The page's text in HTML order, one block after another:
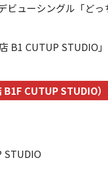
ビューシングル「ど
B1 CUTUP STUDIO
CUTUP STUDIO）
STUDIO